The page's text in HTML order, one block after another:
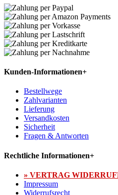
Kunden-Informationen+
Bestellwege
Zahlvarianten
Lieferung
Versandkosten
Sicherheit
Fragen & Antworten
Rechtliche Informationen+
» VERTRAG
Impressum
Widerrufsrecht